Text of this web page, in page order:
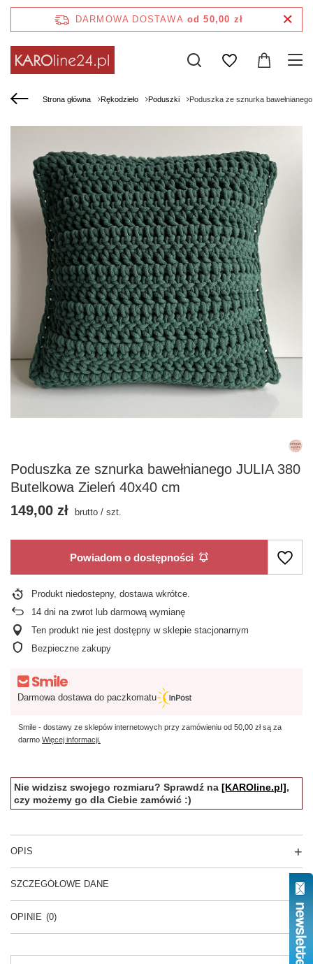
DARMOWA DOSTAWA od 50,00 zł
Strona główna Rękodzieło Poduszki Poduszka ze sznurka
Poduszka ze sznurka bawełnianego JULIA 380
Butelkowa Zieleń 40x40 cm
149,00 zł
brutto / szt.
Powiadom o dostępności
Produkt niedostepny, dostawa wkrótce
14 dni na zwrot lub darmową wymianę
Ten produkt nie jest dostępny w sklepie stacjonarnym
Bezpieczne zakupy
Darmowa dostawa do paczkomatu
Smile - dostawy ze sklepów internetowych przy zamówieniu od 50,00 złsą za
darmo Więcej informacji.
Nie widzisz swojego rozmiaru? Sprawdź na [KAROline.pl],
czy możemy go dla Ciebie zamówić :)
OPIS
SZCZEGÓŁOWE DANE
OPINIE (0)